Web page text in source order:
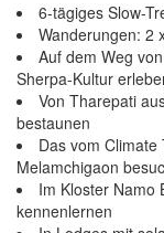
6-tägiges Slow-
Wanderungen: 2
Auf dem Weg
Sherpa-Kultur
Von Tharepati
bestaunen
Das vom
Melamchigaon
Im Kloster Namo
kennenlernenNepal –